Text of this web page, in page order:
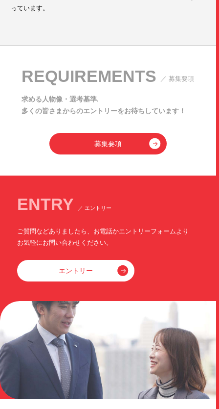
っています。
REQUIREMENTS ／ 募集要項
求める人物像・選考基準.
多くの皆さまからのエントリーをお待ちしています！
募集要項
ENTRY ／ エントリー
ご質問などありましたら、お電話かエントリーフォームより
お気軽にお問い合わせください。
エントリー